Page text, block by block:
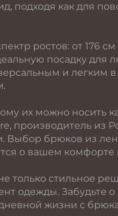
подходя как для
ростов: от 176
посадку
и легким
их можно носить
производитель из
Выбор брюков из
о вашем комфорте
только стильное
одежды. Забудьте
жизни с